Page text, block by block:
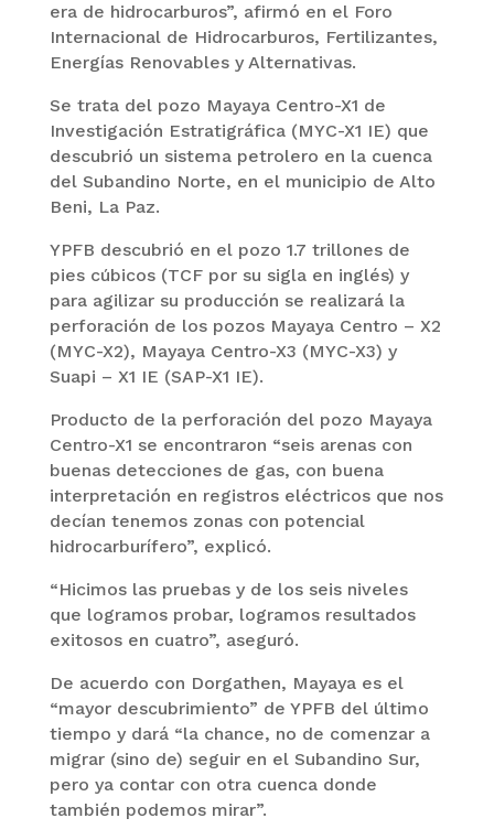
era de hidrocarburos”, afirmó en el Foro
Internacional de Hidrocarburos, Fertilizantes,
Energías Renovables y Alternativas.
Se trata del pozo Mayaya Centro-X1 de
Investigación Estratigráfica (MYC-X1 IE) que
descubrió un sistema petrolero en la cuenca
del Subandino Norte, en el municipio de Alto
Beni, La Paz.
YPFB descubrió en el pozo 1.7 trillones de
pies cúbicos (TCF por su sigla en inglés) y
para agilizar su producción se realizará la
perforación de los pozos Mayaya Centro – X2
(MYC-X2), Mayaya Centro-X3 (MYC-X3) y
Suapi – X1 IE (SAP-X1 IE).
Producto de la perforación del pozo Mayaya
Centro-X1 se encontraron “seis arenas con
buenas detecciones de gas, con buena
interpretación en registros eléctricos que nos
decían tenemos zonas con potencial
hidrocarburífero”, explicó.
“Hicimos las pruebas y de los seis niveles
que logramos probar, logramos resultados
exitosos en cuatro”, aseguró.
De acuerdo con Dorgathen, Mayaya es el
“mayor descubrimiento” de YPFB del último
tiempo y dará “la chance, no de comenzar a
migrar (sino de) seguir en el Subandino Sur,
pero ya contar con otra cuenca donde
también podemos mirar”.